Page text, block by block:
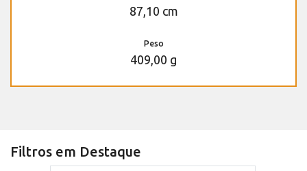
87,10 cm
Peso
409,00 g
Filtros em Destaque